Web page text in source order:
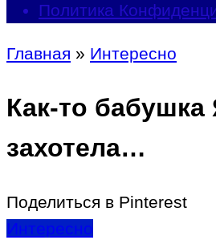
Политика
Главная » Интересно
Как-то бабушка
захотела…
Поделиться в Pinterest
Интересно